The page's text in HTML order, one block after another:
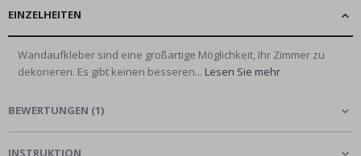
EINZELHEITEN
Wandaufkleber sind eine großartige Möglichkeit, Ihr Zimmer zu
dekorieren. Es gibt keinen besseren... Lesen Sie mehr
BEWERTUNGEN (1)
INSTRUKTION